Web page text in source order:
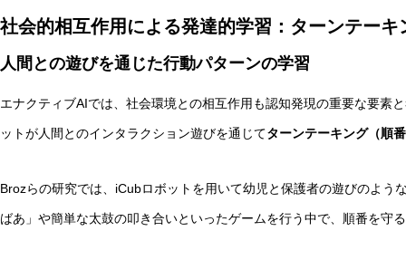
社会的相互作用による発達的学習：ターンテーキ
人間との遊びを通じた行動パターンの学習
エナクティブAIでは、社会環境との相互作用も認知発現の重要な要素
ットが人間とのインタラクション遊びを通じてターンテーキング（順
Brozらの研究では、iCubロボットを用いて幼児と保護者の遊びのよう
ばあ」や簡単な太鼓の叩き合いといったゲームを行う中で、順番を守